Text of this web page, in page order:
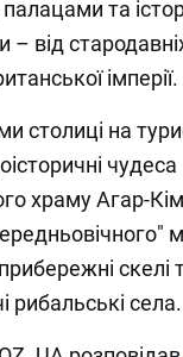
та
від стародавніх
імперії.
столиці на
чудеса
храму Агар-
скелі
рибальські села.